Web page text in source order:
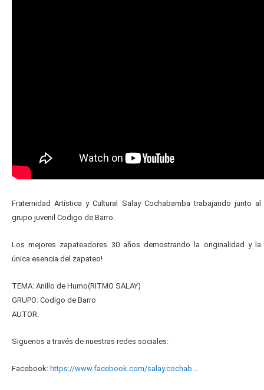
Fraternidad Artística y Cultural Salay Cochabamba trabajando junto al
grupo juvenil Codigo de Barro.
Los mejores zapateadores 30 años demostrando la originalidad y la
única esencia del zapateo!
TEMA: Anillo de Humo(RITMO SALAY)
GRUPO: Codigo de Barro
AUTOR:
Siguenos a través de nuestras redes sociales:
Facebook: https://www.facebook.com/salay.cochab...